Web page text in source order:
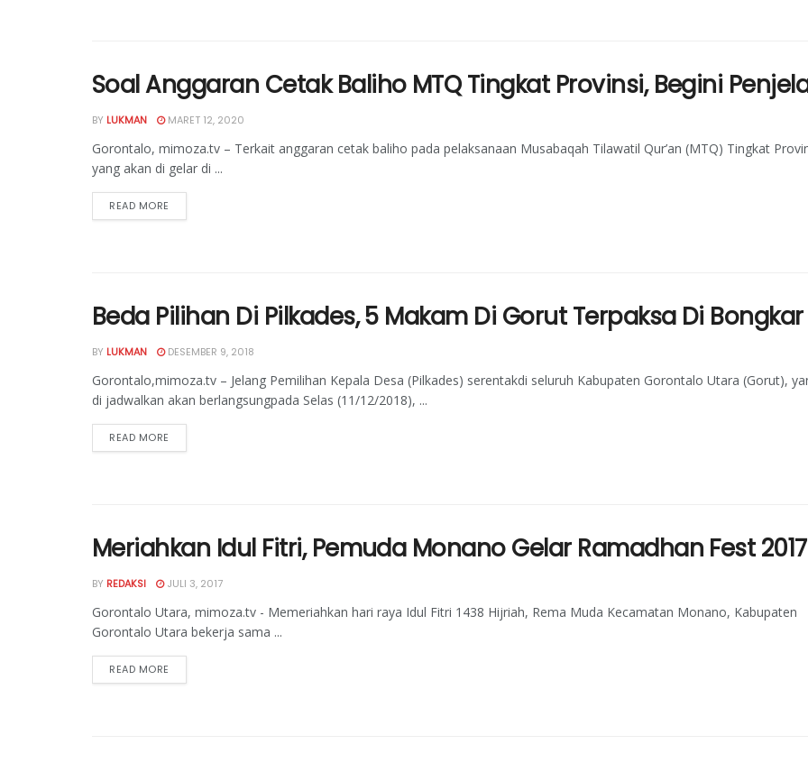
Soal Anggaran Cetak Baliho MTQ Tingkat Provinsi, Begini
BY LUKMAN MARET 12, 2020
Gorontalo, mimoza.tv – Terkait anggaran cetak baliho pada pelaksanaan Musabaqah Tilawatil Qur’an (MTQ) Tingkat
yang akan di gelar di ...
READ MORE
Beda Pilihan Di Pilkades, 5 Makam Di Gorut Terpaksa Di Bongkar
BY LUKMAN DESEMBER 9, 2018
Gorontalo,mimoza.tv – Jelang Pemilihan Kepala Desa (Pilkades) serentakdi seluruh Kabupaten Gorontalo Utara (Gorut),
di jadwalkan akan berlangsungpada Selas (11/12/2018), ...
READ MORE
Meriahkan Idul Fitri, Pemuda Monano Gelar Ramadhan Fest 2017
BY REDAKSI JULI 3, 2017
Gorontalo Utara, mimoza.tv - Memeriahkan hari raya Idul Fitri 1438 Hijriah, Rema Muda Kecamatan Monano, Kabupaten
Gorontalo Utara bekerja sama ...
READ MORE